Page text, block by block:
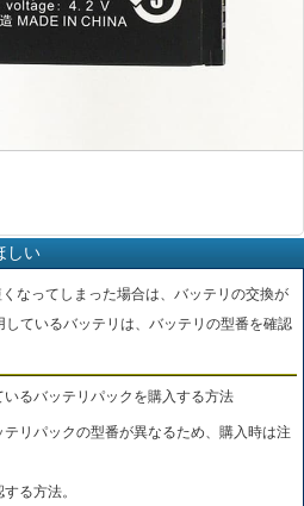
しい
なってしまった場合は、バッテリの交換が
ているバッテリは、バッテリの型番を確認
るバッテリパックを購入する方法
リパックの型番が異なるため、購入時は注
る方法。